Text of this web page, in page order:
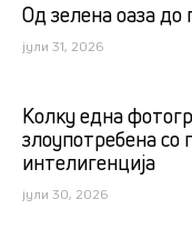
Од зелена оаза до
јули 31, 2026
Kолку една
злоупотребена
интелигенција
јули 30, 2026